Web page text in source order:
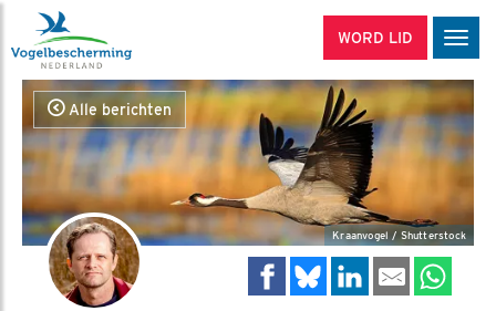
WORD LID
Alle berichten
Kraanvogel / Shutterstock